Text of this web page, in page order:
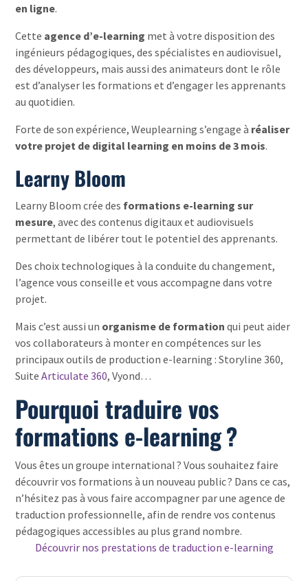
en ligne.
Cette agence d’e-learning met à votre disposition des
ingénieurs pédagogiques, des spécialistes en audiovisuel,
des développeurs, mais aussi des animateurs dont le rôle
est d’analyser les formations et d’engager les apprenants
au quotidien.
Forte de son expérience, Weuplearning s’engage à réaliser
votre projet de digital learning en moins de 3 mois.
Learny Bloom
Learny Bloom crée des formations e-learning sur
mesure, avec des contenus digitaux et audiovisuels
permettant de libérer tout le potentiel des apprenants.
Des choix technologiques à la conduite du changement,
l’agence vous conseille et vous accompagne dans votre
projet.
Mais c’est aussi un organisme de formation qui peut aider
vos collaborateurs à monter en compétences sur les
principaux outils de production e-learning : Storyline 360,
SuiteArticulate 360, Vyond…
Pourquoi traduire vos
formations e-learning ?
Vous êtes un groupe international ? Vous souhaitez faire
découvrir vos formations à un nouveau public ? Dans ce cas,
n’hésitez pas à vous faire accompagner par une agence de
traduction professionnelle, afin de rendre vos contenus
pédagogiques accessibles au plus grand nombre.
Découvrir nos prestations de traduction e-learning